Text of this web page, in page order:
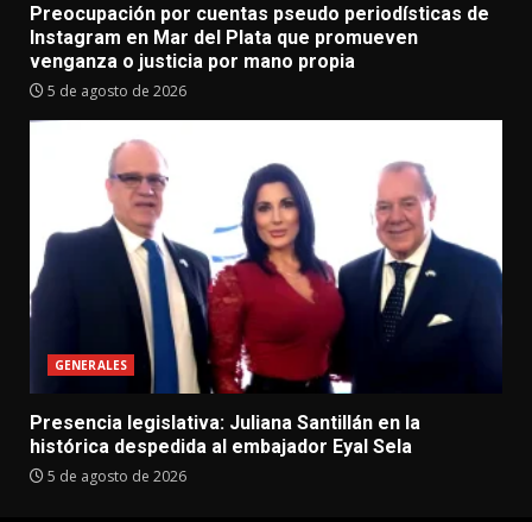
Preocupación por cuentas pseudo periodísticas de
Instagram en Mar del Plata que promueven
venganza o justicia por mano propia
5 de agosto de 2026
GENERALES
Presencia legislativa: Juliana Santillán en la
histórica despedida al embajador Eyal Sela
5 de agosto de 2026